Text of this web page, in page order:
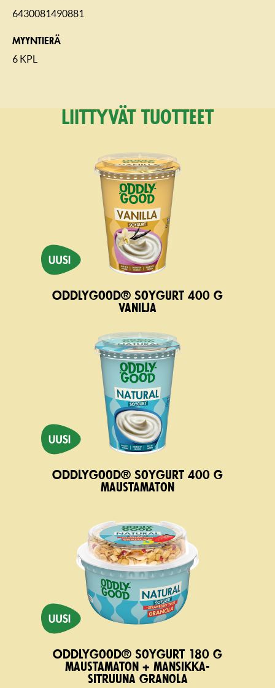
6430081490881
MYYNTIERÄ
6 KPL
Liittyvät tuotteet
Oddlygood® Soygurt 400 g
vanilja
Oddlygood® Soygurt 400 g
maustamaton
Oddlygood® Soygurt 180 g
maustamaton + mansikka-
sitruuna granola